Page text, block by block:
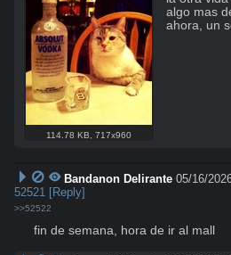
114.78 KB ,717x960
algo mas
ahora, un
Bandanon Delirante 05/16/
52521 [Reply]
>>52522
fin de semana, hora de ir al mall